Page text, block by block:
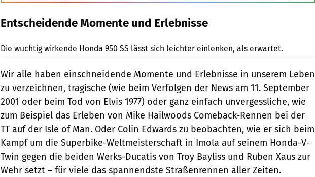
Entscheidende Momente und Erlebnisse
Die wuchtig wirkende Honda 950 SS lässt sich leichter einlenken, als erwartet.
Wir alle haben einschneidende Momente und Erlebnisse in unserem Leben
zu verzeichnen, tragische (wie beim Verfolgen der News am 11. September
2001 oder beim Tod von Elvis 1977) oder ganz einfach unvergessliche, wie
zum Beispiel das Erleben von Mike Hailwoods Comeback-Rennen bei der
TT auf der Isle of Man. Oder Colin Edwards zu beobachten, wie er sich beim
Kampf um die Superbike-Weltmeisterschaft in Imola auf seinem Honda-V-
Twin gegen die beiden Werks-Ducatis von Troy Bayliss und Ruben Xaus zur
Wehr setzt – für viele das spannendste Straßenrennen aller Zeiten.